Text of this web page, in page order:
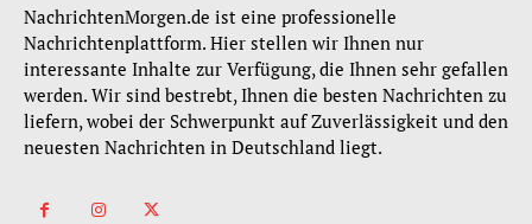
NachrichtenMorgen.de ist eine professionelle
Nachrichtenplattform. Hier stellen wir Ihnen nur
interessante Inhalte zur Verfügung, die Ihnen sehr gefallen
werden. Wir sind bestrebt, Ihnen die besten Nachrichten zu
liefern, wobei der Schwerpunkt auf Zuverlässigkeit und den
neuesten Nachrichten in Deutschland liegt.